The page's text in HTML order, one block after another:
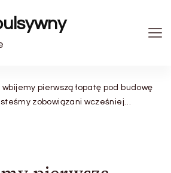
wbijemy pierwszą łopatę pod budowę
zobowiązani wcześniej…